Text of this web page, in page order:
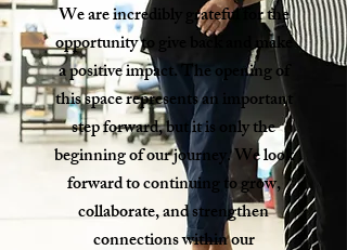
We are incredibly grateful for the
opportunity to give back and make
a positive impact. The opening of
this space represents an important
step forward, but it is only the
beginning of our journey. We look
forward to continuing to grow,
collaborate, and strengthen
connections within our